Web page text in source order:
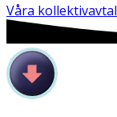
Våra kollektivavtal